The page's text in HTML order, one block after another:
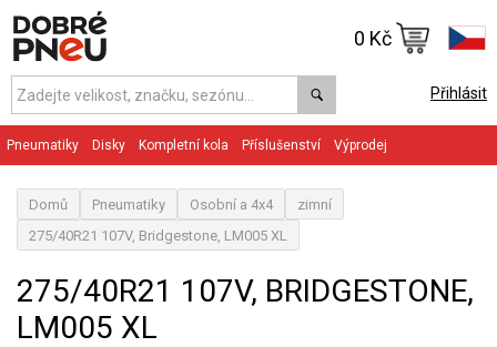
Přihlásit
0 Kč
Pneumatiky Disky Kompletní kola Příslušenství Výprodej
Domů Pneumatiky Osobní a 4x4
zimní
275/40R21 107V, Bridgestone, LM005 XL
275/40R21 107V, BRIDGESTONE,
LM005 XL